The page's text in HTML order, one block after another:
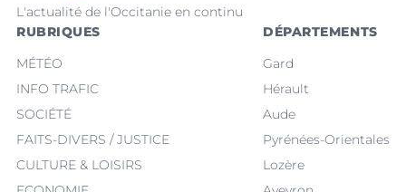
L'actualité de l'Occitanie en continu
RUBRIQUES
MÉTÉO
INFO TRAFIC
SOCIÉTÉ
FAITS-DIVERS / JUSTICE
CULTURE & LOISIRS
DÉPARTEMENTS
Gard
Hérault
Aude
Pyrénées-Orientales
Lozère